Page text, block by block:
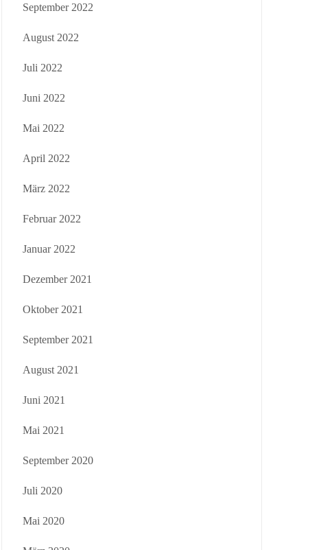
September 2022
August 2022
Juli 2022
Juni 2022
Mai 2022
April 2022
März 2022
Februar 2022
Januar 2022
Dezember 2021
Oktober 2021
September 2021
August 2021
Juni 2021
Mai 2021
September 2020
Juli 2020
Mai 2020